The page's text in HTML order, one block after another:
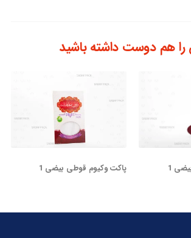
را هم دوست داشته باشید
1 پاکت وکیوم قوطی بیضی 1